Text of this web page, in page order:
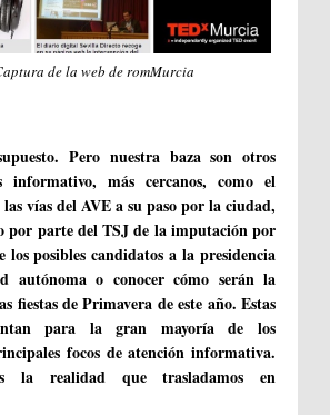
de la web de romMurcia
Pero nuestra baza son otros
informativo, más cercanos, como el
vías del AVE a su paso por la ciudad,
por parte del TSJ de la imputación por
los posibles candidatos a la presidencia
autónoma o conocer cómo serán la
fiestas de Primavera de este año. Estas
para la gran mayoría de los
focos de atención informativa.
la realidad que trasladamos en